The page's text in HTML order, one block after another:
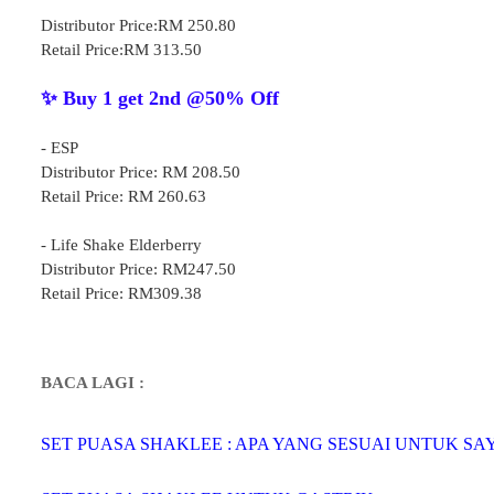
Distributor Price:RM 250.80
Retail Price:RM 313.50
✨ Buy 1 get 2nd @50% Off
- ESP
Distributor Price: RM 208.50
Retail Price: RM 260.63
- Life Shake Elderberry
Distributor Price: RM247.50
Retail Price: RM309.38
BACA LAGI :
SET PUASA SHAKLEE : APA YANG SESUAI UNTUK